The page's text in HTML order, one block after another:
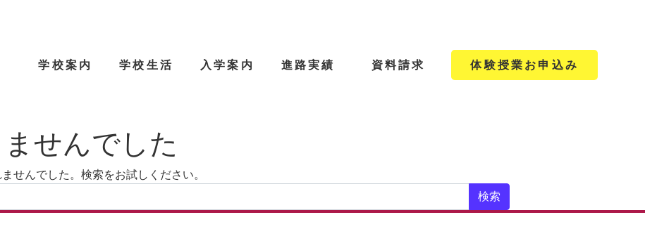
学校案内 学校生活 入学案内 進路実績 資料請求 体験授業お申込み
せんでした
せんでした。検索をお試しください。